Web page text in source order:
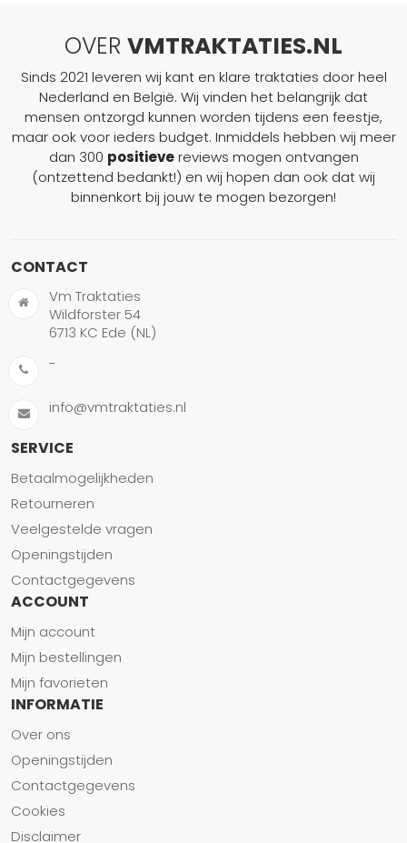
OVER VMTRAKTATIES.NL
Sinds 2021 leveren wij kant en klare traktaties door heel
Nederland en België. Wij vinden het belangrijk dat
mensen ontzorgd kunnen worden tijdens een feestje,
maar ook voor ieders budget. Inmiddels hebben wij meer
dan 300 positievereviews mogen ontvangen
(ontzettend bedankt!) en wij hopen dan ook dat wij
binnenkort bij jouw te mogen bezorgen!
CONTACT
Vm Traktaties
Wildforster 54
6713 KC Ede (NL)
-
info@vmtraktaties.nl
SERVICE
Betaalmogelijkheden
Retourneren
Veelgestelde vragen
Openingstijden
Contactgegevens
ACCOUNT
Mijn account
Mijn bestellingen
Mijn favorieten
INFORMATIE
Over ons
Openingstijden
Contactgegevens
Cookies
Disclaimer